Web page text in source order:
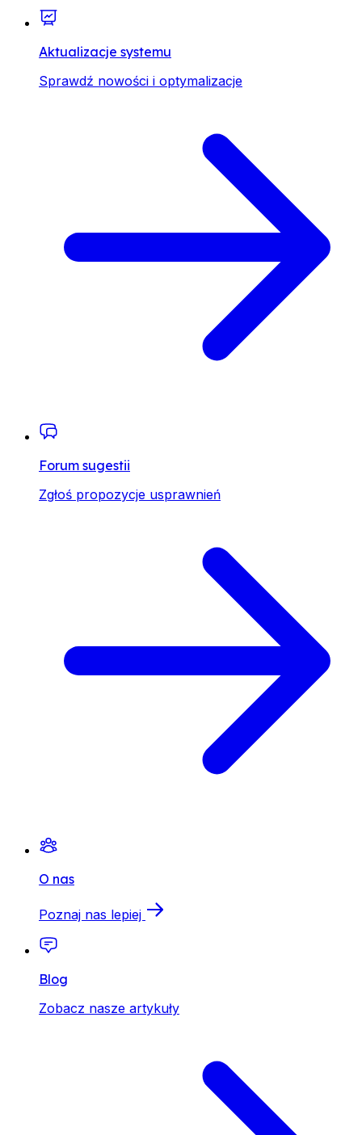
Aktualizacje systemu
Sprawdź nowości i optymalizacje
Forum sugestii
Zgłoś propozycje usprawnień
O nas
Poznaj nas lepiej
Blog
Zobacz nasze artykuły